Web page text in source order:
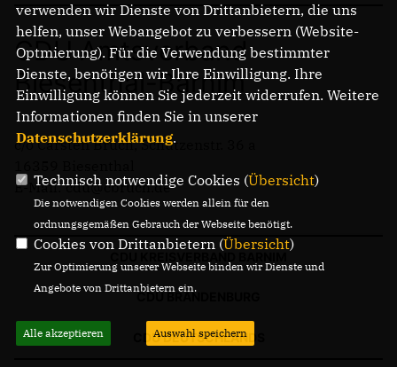
Mitmachen
LINKS
CDU Amtsverband
Biesenthal-Barnim
c/o Carsten Bruch, Schützenstr. 36 a
E-Mail: cdu@cbruch.de
CDU BRANDENBURG
CDU DEUTSCHLANDS
verwenden wir Dienste von Drittanbietern, die uns
helfen, unser Webangebot zu verbessern (Website-
Optmierung). Für die Verwendung bestimmter
Dienste, benötigen wir Ihre Einwilligung. Ihre
Einwilligung können Sie jederzeit widerrufen. Weitere
Informationen finden Sie in unserer
Datenschutzerklärung.
Technisch notwendige Cookies (Übersicht)
Die notwendigen Cookies werden allein für den
ordnungsgemäßen Gebrauch der Webseite benötigt.
Cookies von Drittanbietern (Übersicht)
Zur Optimierung unserer Webseite binden wir Dienste und
Angebote von Drittanbietern ein.
Alle akzeptieren Auswahl speichern